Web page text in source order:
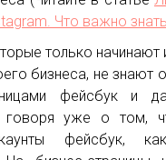
Что важно
только начинают
бизнеса, не знают
фейсбук и
говоря уже о том,
фейсбук,